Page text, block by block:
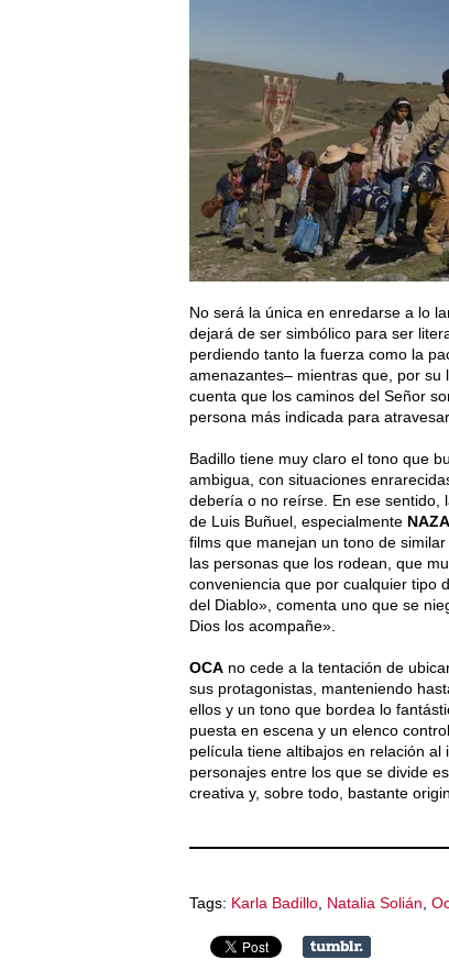
No será la única en enredarse a lo
dejará de ser simbólico para ser
perdiendo tanto la fuerza como la
amenazantes– mientras que, por
cuenta que los caminos del Señor
persona más indicada para
Badillo tiene muy claro el tono que
ambigua, con situaciones
debería o no reírse. En ese sentido,
de Luis Buñuel, especialmente
films que manejan un tono de
las personas que los rodean, que
conveniencia que por cualquier tipo
del Diablo», comenta uno que se
Dios los acompañe».
OCA no cede a la tentación de
sus protagonistas, manteniendo
ellos y un tono que bordea lo
puesta en escena y un elenco
película tiene altibajos en relación
personajes entre los que se divide
creativa y, sobre todo, bastante
Tags: Karla Badillo Natalia Solián